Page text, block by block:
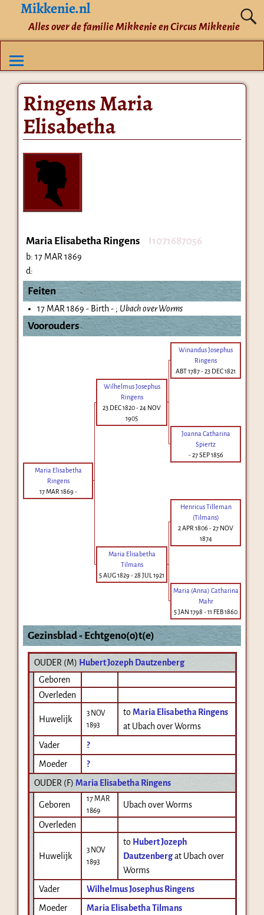
Mikkenie.nl
Alles over de familie Mikkenie en Circus Mikkenie
Ringens Maria
Elisabetha
Maria Elisabetha Ringens I1071687056
b: 17 MAR 1869
d:
Feiten
17 MAR 1869 - Birth - ; Ubach over Worms
Voorouders
Winandus Josephus
Ringens
ABT 1787-23 DEC 1821
Wilhelmus Josephus
Ringens
23 DEC 1820-24 NOV
1905
Joanna Catharina
Spiertz
-27 SEP 1856
Maria Elisabetha
Ringens
17 MAR 1869 -
Henricus Tilleman
(Tilmans)
2 APR 1806 -27 NOV
1874
Maria Elisabetha
Tilmans
5 AUG 1829 -28 JUL 1921
Maria (Anna) Catharina
Mahr
5 JAN 1798 -11 FEB 1860
Gezinsblad - Echtgeno(o)t(e)
OUDER (M) Hubert Jozeph Dautzenberg
Geboren
Overleden
Huwelijk
3 NOV
1893
toMaria Elisabetha Ringens
at Ubach over Worms
Vader
?
Moeder
?
OUDER (F) Maria Elisabetha Ringens
Geboren
17 MAR
1869
Ubach over Worms
Overleden
Huwelijk
3 NOV
1893
to Hubert Jozeph
Dautzenberg at Ubach over
Worms
Vader
Wilhelmus Josephus Ringens
Moeder
Maria Elisabetha Tilmans